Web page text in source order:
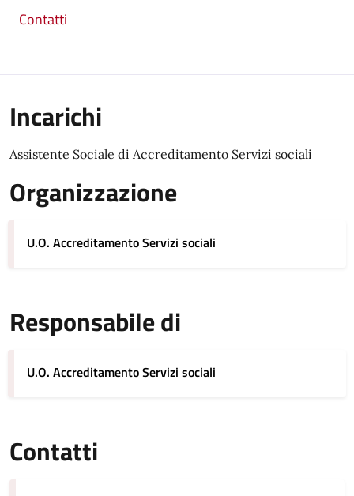
Contatti
Incarichi
Assistente Sociale di Accreditamento Servizi sociali
Organizzazione
U.O. Accreditamento Servizi sociali
Responsabile di
U.O. Accreditamento Servizi sociali
Contatti